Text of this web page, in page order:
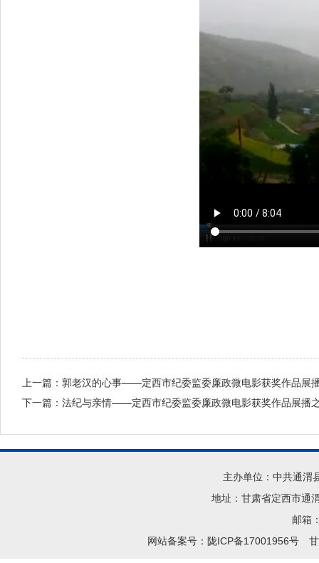
上一篇： 郭老汉的心事——定西市纪委监委廉政微电影获奖作品展
下一篇： 法纪与亲情——定西市纪委监委廉政微电影获奖作品展播
主办单位：中共通渭
地址：甘肃省定西市通
邮箱
网站备案号：陇ICP备17001956号